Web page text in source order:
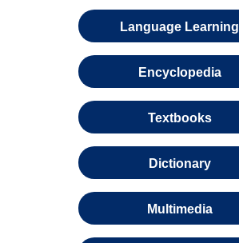
Language Learning
Encyclopedia
Textbooks
Dictionary
Multimedia